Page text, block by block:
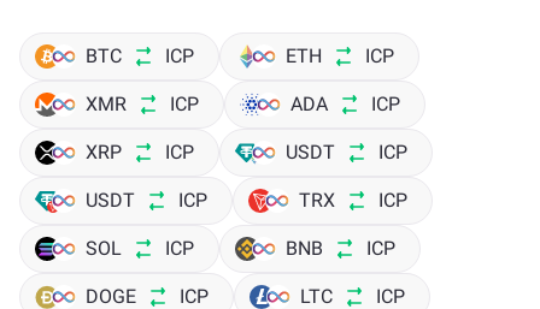
BTC ICP ETH ICP
XMR ICP ADA ICP
XRP ICP USDT ICP
USDT ICP TRX ICP
SOL ICP BNB ICP
DOGE ICP LTC ICP